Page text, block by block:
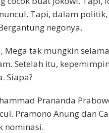
Tapi, dalam
negonya.
Mega tak mungkin
Setelah itu,
Siapa?
Prananda
Pramono Anung dan
nominasi.